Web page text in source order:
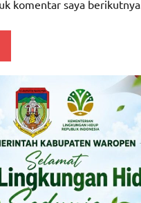
komentar saya berikutnya.